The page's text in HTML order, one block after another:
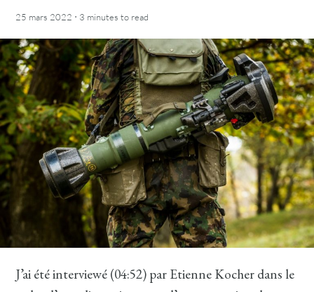
25 mars 2022 · 3 minutes to read
J’ai été interviewé (04:52) par Etienne Kocher dans le